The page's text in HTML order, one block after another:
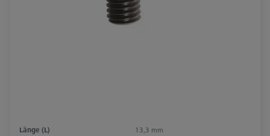
Länge (L)
13,3 mm